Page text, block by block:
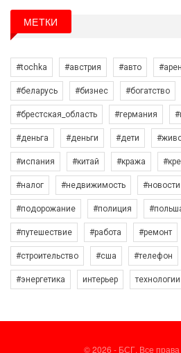
МЕТКИ
#tochka #австрия #авто
#беларусь #бизнес #богатство
#брестская_область #германия
#деньга #деньги #дети
#испания #китай #кража
#налог #недвижимость
#подорожание #полиция
#путешествие #работа #ремонт
#строительство #сша #телефон
#энергетика интерьер технологии
© 2026 - БСГ. Все